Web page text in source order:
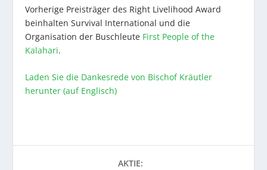
Vorherige Preisträger des Right Livelihood Award
beinhalten Survival International und die
Organisation der Buschleute First People of the
Kalahari.
Laden Sie die Dankesrede von Bischof Kräutler
herunter (auf Englisch)
AKTIE: